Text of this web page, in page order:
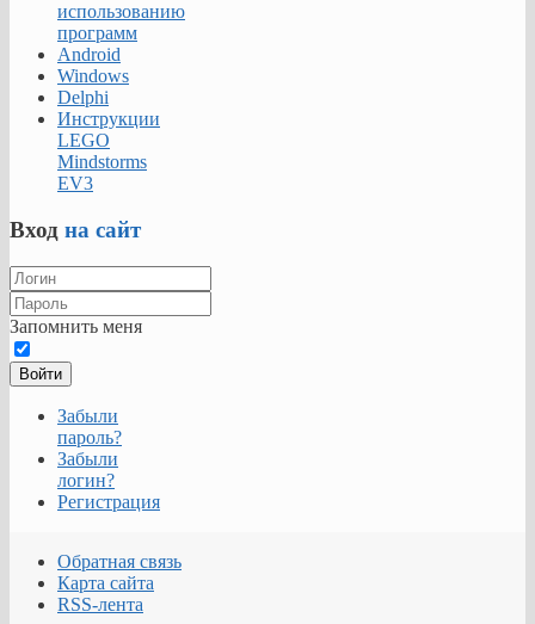
использованию
программ
Android
Windows
Delphi
Инструкции
LEGO
Mindstorms
EV3
Вход на сайт
Запомнить меня
Войти
Забыли
пароль?
Забыли
логин?
Регистрация
Обратная связь
Карта сайта
RSS-лента